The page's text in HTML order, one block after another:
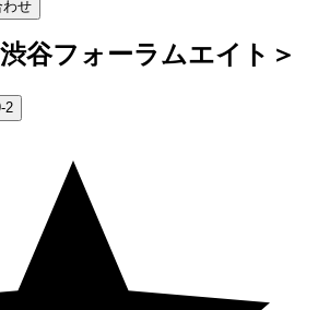
わせ
谷フォーラムエイト＞
2